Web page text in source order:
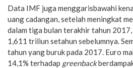
Data IMF juga menggarisbawahi
uang cadangan, setelah meningkat
dalam tiga bulan terakhir tahun
1,611 triliun setahun sebelumnya.
tahun yang buruk pada 2017. Euro
14,1% terhadap greenback